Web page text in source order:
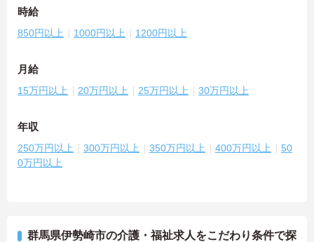
時給
850円以上 1000円以上 1200円以上
月給
15万円以上 20万円以上 25万円以上 30万円以上
年収
250万円以上 300万円以上 350万円以上 400万円以上
50
0万円以上
群馬県伊勢崎市の介護・福祉求人をこだわり条件で探